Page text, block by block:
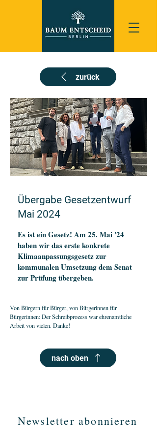
zurück
Übergabe Gesetzentwurf
Mai 2024
Es ist ein Gesetz! Am 25. Mai '24
haben wir das erste konkrete
Klimaanpassungsgesetz zur
kommunalen Umsetzung dem Senat
zur Prüfung übergeben.
Von Bürgern für Bürger, von Bürgerinnen für
Bürgerinnen: Der Schreibprozess war ehrenamtliche
Arbeit von vielen. Danke!
nach oben
Newsletter abonnieren